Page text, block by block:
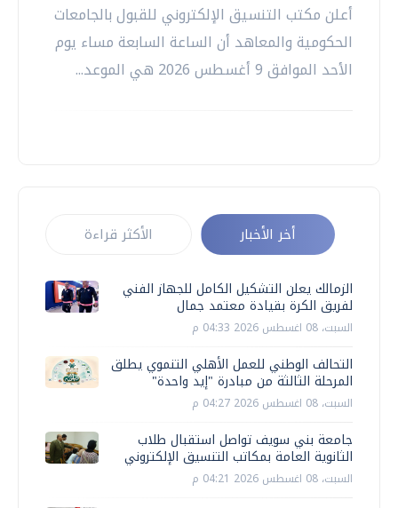
أعلن مكتب التنسيق الإلكتروني للقبول بالجامعات
الحكومية والمعاهد أن الساعة السابعة مساء يوم
الأحد الموافق 9 أغسطس 2026 هي الموعد...
أخر الأخبار الأكثر قراءة
الزمالك يعلن التشكيل الكامل للجهاز الفني
لفريق الكرة بقيادة معتمد جمال
السبت، 08 اغسطس 2026 04:33 م
التحالف الوطني للعمل الأهلي التنموي يطلق
المرحلة الثالثة من مبادرة "إيد واحدة"
السبت، 08 اغسطس 2026 04:27 م
جامعة بني سويف تواصل استقبال طلاب
الثانوية العامة بمكاتب التنسيق الإلكتروني
السبت، 08 اغسطس 2026 04:21 م